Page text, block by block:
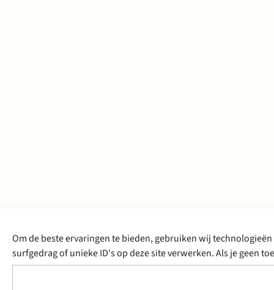
Om de beste ervaringen te bieden, gebruiken wij
surfgedrag of unieke ID's op deze site verwerken. Als je geen